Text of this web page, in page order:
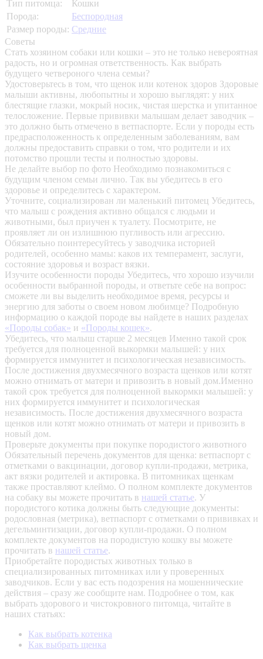
Тип питомца:
Кошки
Порода:
Беспородная
Размер породы: Средние
Советы
Стать хозяином собаки или кошки – это не только невероятная
радость, но и огромная ответственность. Как выбрать
будущего четвероного члена семьи?
Удостоверьтесь в том, что щенок или котенок здоров Здоровые
малыши активны, любопытны и хорошо выглядят: у них
блестящие глазки, мокрый носик, чистая шерстка и упитанное
телосложение. Первые прививки малышам делает заводчик –
это должно быть отмечено в ветпаспорте. Если у породы есть
предрасположенность к определенным заболеваниям, вам
должны предоставить справки о том, что родители и их
потомство прошли тесты и полностью здоровы.
Не делайте выбор по фото Необходимо познакомиться с
будущим членом семьи лично. Так вы убедитесь в его
здоровье и определитесь с характером.
Уточните, социализирован ли маленький питомец Убедитесь,
что малыш с рождения активно общался с людьми и
животными, был приучен к туалету. Посмотрите, не
проявляет ли он излишнюю пугливость или агрессию.
Обязательно поинтересуйтесь у заводчика историей
родителей, особенно мамы: каков их темперамент, заслуги,
состояние здоровья и возраст вязки.
Изучите особенности породы Убедитесь, что хорошо изучили
особенности выбранной породы, и ответьте себе на вопрос:
сможете ли вы выделить необходимое время, ресурсы и
энергию для заботы о своем новом любимце? Подробную
информацию о каждой породе вы найдете в наших разделах
«Породы собак» и «Породы кошек».
Убедитесь, что малыш старше 2 месяцев Именно такой срок
требуется для полноценной выкормки малышей: у них
формируется иммунитет и психологическая независимость.
После достижения двухмесячного возраста щенков или котят
можно отнимать от матери и привозить в новый дом.Именно
такой срок требуется для полноценной выкормки малышей: у
них формируется иммунитет и психологическая
независимость. После достижения двухмесячного возраста
щенков или котят можно отнимать от матери и привозить в
новый дом.
Проверьте документы при покупке породистого животного
Обязательный перечень документов для щенка: ветпаспорт с
отметками о вакцинации, договор купли-продажи, метрика,
акт вязки родителей и актировка. В питомниках щенкам
также проставляют клеймо. О полном комплекте документов
на собаку вы можете прочитать в нашей статье. У
породистого котика должны быть следующие документы:
родословная (метрика), ветпаспорт с отметками о прививках и
дегельминтизации, договор купли-продажи. О полном
комплекте документов на породистую кошку вы можете
прочитать в нашей статье.
Приобретайте породистых животных только в
специализированных питомниках или у проверенных
заводчиков. Если у вас есть подозрения на мошеннические
действия – сразу же сообщите нам. Подробнее о том, как
выбрать здорового и чистокровного питомца, читайте в
наших статьях:
Как выбрать котенка
Как выбрать щенка